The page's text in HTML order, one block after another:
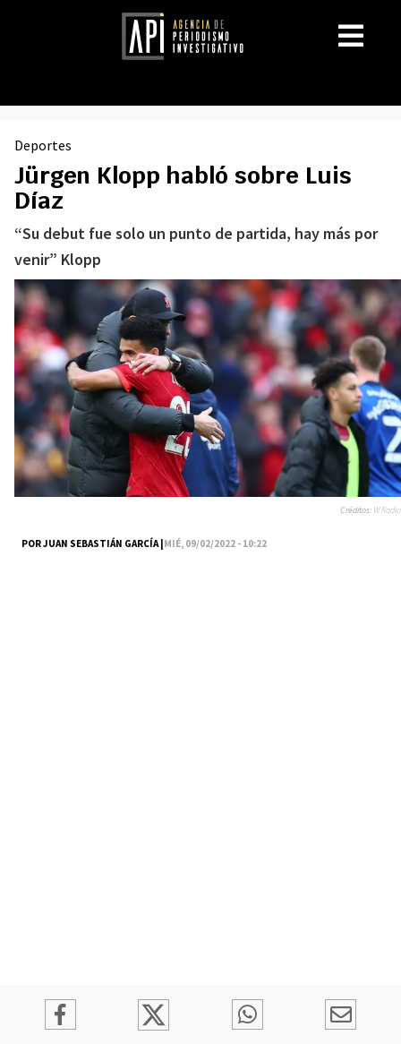
Deportes
Jürgen Klopp habló sobre Luis
Díaz
“Su debut fue solo un punto de partida, hay más por
venir” Klopp
POR JUAN SEBASTIÁN GARCÍA |MIÉ, 09/02/2022 - 10:22
Créditos: W Radio